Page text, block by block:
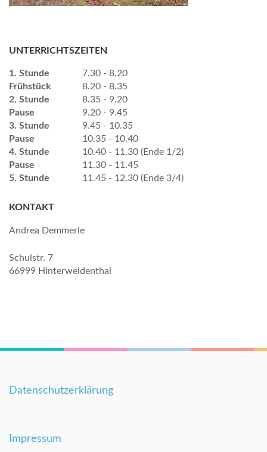
UNTERRICHTSZEITEN
1. Stunde
7.30 - 8.20
Frühstück
8.20 - 8.35
2. Stunde
8.35 - 9.20
Pause
9.20 - 9.45
3. Stunde
9.45 - 10.35
Pause
10.35 - 10.40
4. Stunde
10.40 - 11.30 (Ende 1/2)
Pause
11.30 - 11.45
5. Stunde
11.45 - 12.30 (Ende 3/4)
KONTAKT
Andrea Demmerle
Schulstr. 7
66999 Hinterweidenthal
Datenschutzerklärung
Impressum